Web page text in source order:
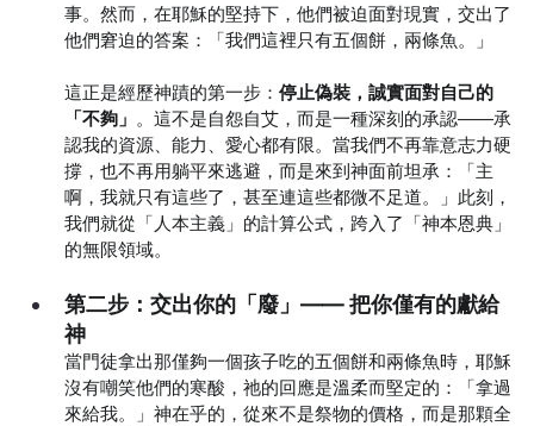
事。然而，在耶穌的堅持下，他們被迫面對現實，交出了
他們窘迫的答案：「我們這裡只有五個餅，兩條魚。」
這正是經歷神蹟的第一步： 停止偽裝，誠實面對自己的
「不夠」 。這不是自怨自艾，而是一種深刻的承認——承
認我的資源、能力、愛心都有限。當我們不再靠意志力硬
撐，也不再用躺平來逃避，而是來到神面前坦承：「主
啊，我就只有這些了，甚至連這些都微不足道。」此刻，
我們就從「人本主義」的計算公式，跨入了「神本恩典」
的無限領域。
第二步：交出你的「廢」—— 把你僅有的獻給
神
當門徒拿出那僅夠一個孩子吃的五個餅和兩條魚時，耶穌
沒有嘲笑他們的寒酸，祂的回應是溫柔而堅定的：「拿過
來給我。」神在乎的，從來不是祭物的價格，而是那顆全